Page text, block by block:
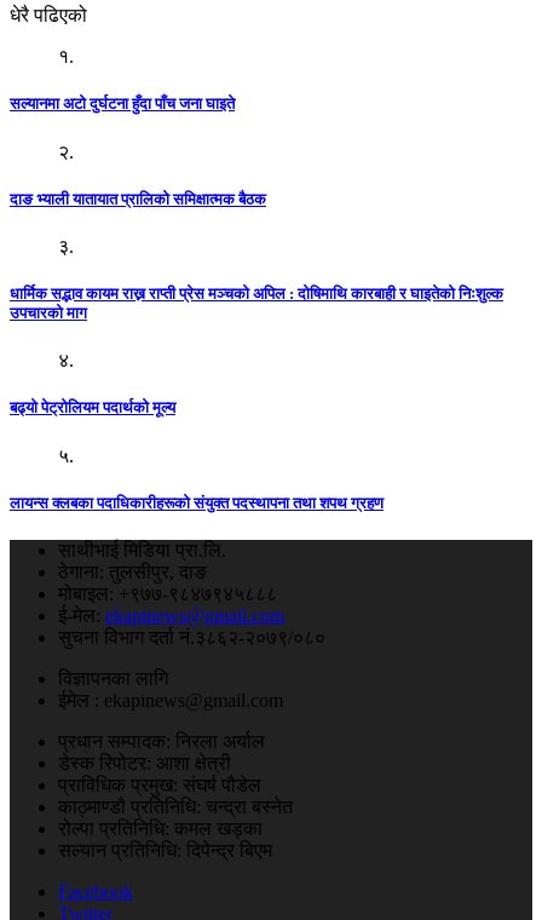
धेरै पढिएको
१.
सल्यानमा अटो दुर्घटना हुँदा पाँच जना घाइते
२.
दाङ भ्याली यातायात प्रालिको समिक्षात्मक बैठक
३.
धार्मिक सद्भाव कायम राख्न राप्ती प्रेस मञ्चको अपिल : दाेषिमाथि कारबाही र घाइतेको निःशुल्क
उपचारको माग
४.
बढ्यो पेट्रोलियम पदार्थको मूल्य
५.
लायन्स क्लबका पदाधिकारीहरूको संयुक्त पदस्थापना तथा शपथ ग्रहण
साथीभाई मिडिया प्रा.लि.
ठेगाना: तुलसीपुर, दाङ
मोबाइल: +९७७-९८४७९४५८८८
ई-मेल: ekapinews@gmail.com
सुचना विभाग दर्ता नं.३८६२-२०७९/०८०
विज्ञापनका लागि
ईमेल : ekapinews@gmail.com
प्रधान सम्पादक: निरला अर्याल
डेस्क रिपोटर: आशा क्षेत्री
प्राविधिक प्रमुख: संघर्ष पौडेल
काठ्माण्डौ प्रतिनिधि: चन्द्रा बस्नेत
रोल्पा प्रतिनिधि: कमल खड्का
सल्यान प्रतिनिधि: दिपेन्द्र बिएम
Facebook
Twitter